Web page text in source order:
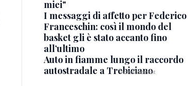
miei"
I messaggi di affetto per Federico
Franceschin: così il mondo del
basket gli è stato accanto fino
all’ultimo
Auto in fiamme lungo il raccordo
autostradale a Trebiciano